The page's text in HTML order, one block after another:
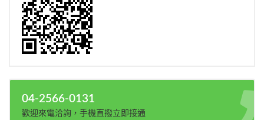
04-2566-0131
歡迎來電洽詢，手機直撥立即接通